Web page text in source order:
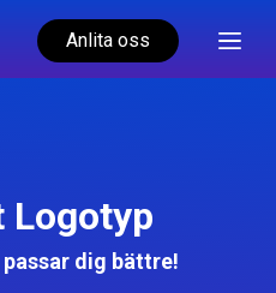
Anlita oss
Logotyp
dig bättre!